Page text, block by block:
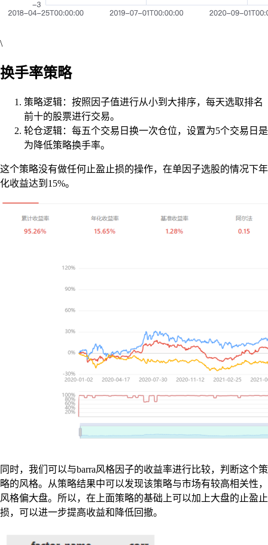
\
换手率策略
策略逻辑：按照因子值进行从小到大排序，每天选取排名
前十的股票进行交易。
轮仓逻辑：每五个交易日换一次仓位，设置为5个交易日是
为降低策略换手率。
这个策略没有做任何止盈止损的操作，在单因子选股的情况下年
化收益达到15%。
同时，我们可以与barra风格因子的收益率进行比较，判断这个策
略的风格。从策略结果中可以发现该策略与市场有较高相关性，
风格偏大盘。所以，在上面策略的基础上可以加上大盘的止盈止
损，可以进一步提高收益和降低回撤。